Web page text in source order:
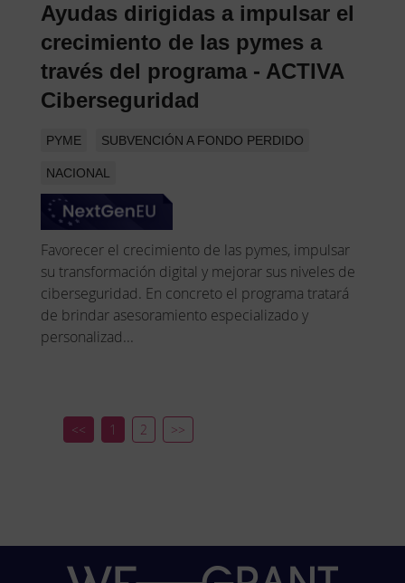
Ayudas dirigidas a impulsar el
crecimiento de las pymes a
través del programa - ACTIVA
Ciberseguridad
PYME SUBVENCIÓN A FONDO PERDIDO
NACIONAL
Favorecer el crecimiento de las pymes, impulsar
su transformación digital y mejorar sus niveles de
ciberseguridad. En concreto el programa tratará
de brindar asesoramiento especializado y
personalizad...
<< 1 2 >>